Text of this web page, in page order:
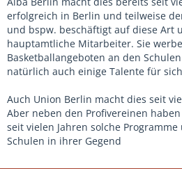
erfolgreich in Berlin und teilweise
und bspw. beschäftigt auf diese Art
hauptamtliche Mitarbeiter. Sie
Basketballangeboten an den
natürlich auch einige Talente für
Auch Union Berlin macht dies seit
Aber neben den Profivereinen
seit vielen Jahren solche
Schulen in ihrer Gegend